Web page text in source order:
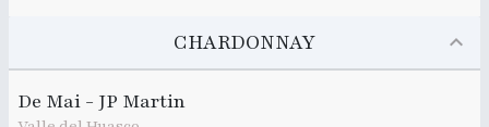
CHARDONNAY
De Mai - JP Martin